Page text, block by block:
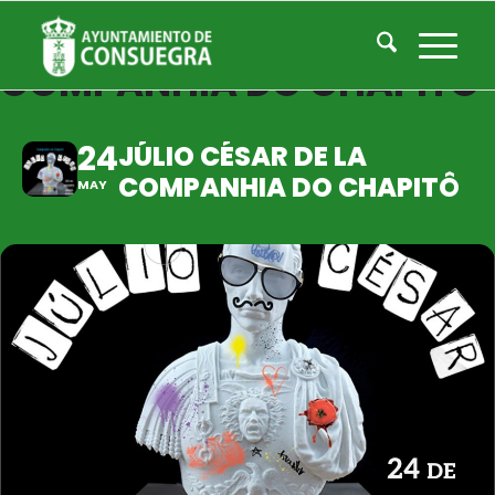
JÚLIO CÉSAR DE LA
COMPANHIA DO CHAPITÔ
24
MAY
JÚLIO CÉSAR DE LA
COMPANHIA DO CHAPITÔ